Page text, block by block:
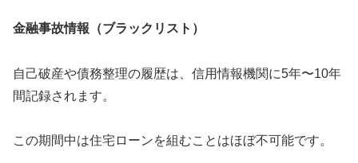
金融事故情報（ブラックリスト）
自己破産や債務整理の履歴は、信用情報機関に5年〜10年
間記録されます。
この期間中は住宅ローンを組むことはほぼ不可能です。